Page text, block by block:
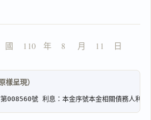
國    110   年    8     月    11    日
樣呈現）
一
複製給 AI
去換行複製